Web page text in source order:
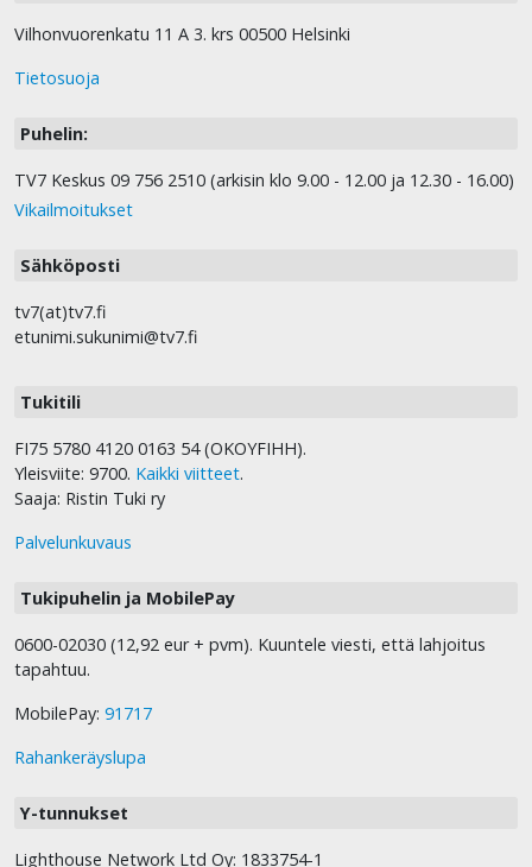
Vilhonvuorenkatu 11 A 3. krs 00500 Helsinki
Tietosuoja
Puhelin:
TV7 Keskus 09 756 2510 (arkisin klo 9.00 - 12.00 ja 12.30 - 16.00)
Vikailmoitukset
Sähköposti
tv7(at)tv7.fi
etunimi.sukunimi@tv7.fi
Tukitili
FI75 5780 4120 0163 54 (OKOYFIHH).
Yleisviite: 9700. Kaikki viitteet.
Saaja: Ristin Tuki ry
Palvelunkuvaus
Tukipuhelin ja MobilePay
0600-02030 (12,92 eur + pvm). Kuuntele viesti, että lahjoitus
tapahtuu.
MobilePay: 91717
Rahankeräyslupa
Y-tunnukset
Lighthouse Network Ltd Oy: 1833754-1